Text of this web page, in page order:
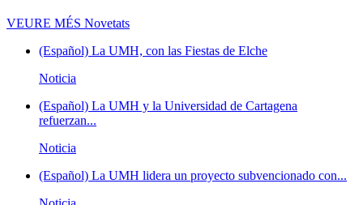
VEURE MÉS Novetats
(Español) La UMH, con las Fiestas de Elche
Noticia
(Español) La UMH y la Universidad de Cartagena
refuerzan...
Noticia
(Español) La UMH lidera un proyecto subvencionado con...